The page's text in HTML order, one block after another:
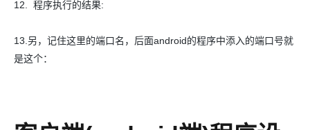
12. 程序执行的结果:
13.另，记住这里的端口名，后面android的程序中添入的端口号就
是这个：